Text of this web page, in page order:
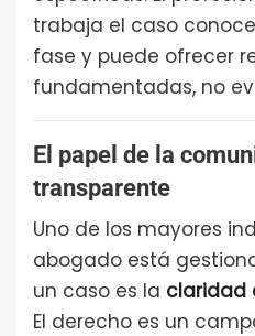
trabaja el caso
fase y puede ofrecer
fundamentadas, no
El papel de la
transparente
Uno de los mayores
abogado está
un caso es la claridad
El derecho es un